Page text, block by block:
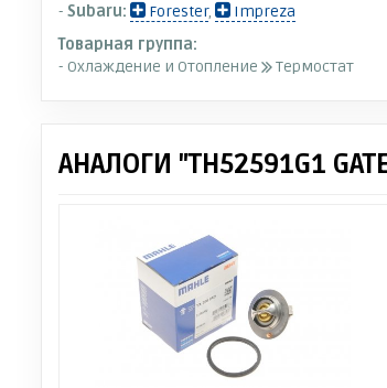
- Subaru: Forester,
Impreza
Товарная группа:
- Охлаждение и Отопление
Термостат
АНАЛОГИ "TH52591G1